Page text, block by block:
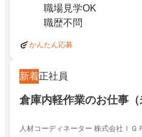
職場見学OK
職歴不問
かんたん応募
新着正社員
倉庫内軽作業のお仕事
人材コーディネーター 株式会社ＩＧ